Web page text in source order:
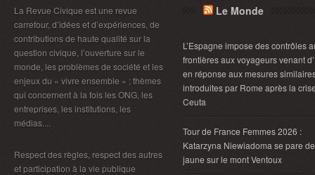
La Revue Civique est une revue
carrefour, d’idées et d’expériences, de
contributions de haute qualité sur la
question civique, l’ouverture sur le
monde, les problèmes de société et les
enjeux du « vivre ensemble » ; thèmes
qui concernent à la fois les ONG, les
entreprises, les institutions, les
médias....
Respect des règles, respect des autres
et participation à la vie publique
Le Monde
L’Espagne impose des contrôles
frontières aux voyageurs venant
en réponse aux mesures
introduites par Rome après la
Ceuta
Tour de France Femmes 2026 :
Katarzyna Niewiadoma se pare de
jaune sur le mont Ventoux